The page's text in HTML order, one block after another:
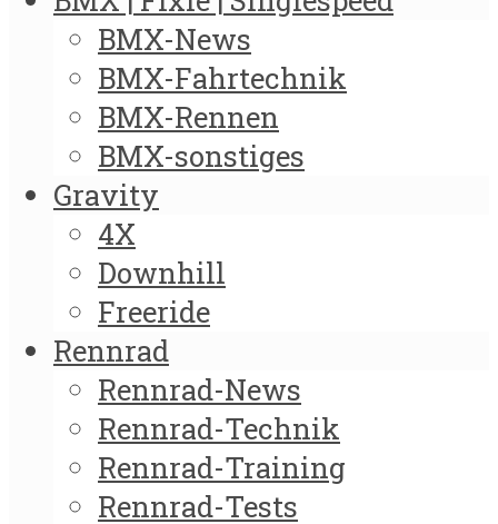
BMX-News
BMX-Fahrtechnik
BMX-Rennen
BMX-sonstiges
Gravity
4X
Downhill
Freeride
Rennrad
Rennrad-News
Rennrad-Technik
Rennrad-Training
Rennrad-Tests